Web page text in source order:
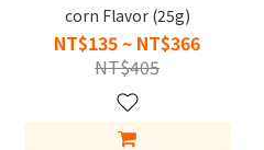
corn Flavor (25g)
NT$135 ~ NT$366
NT$405